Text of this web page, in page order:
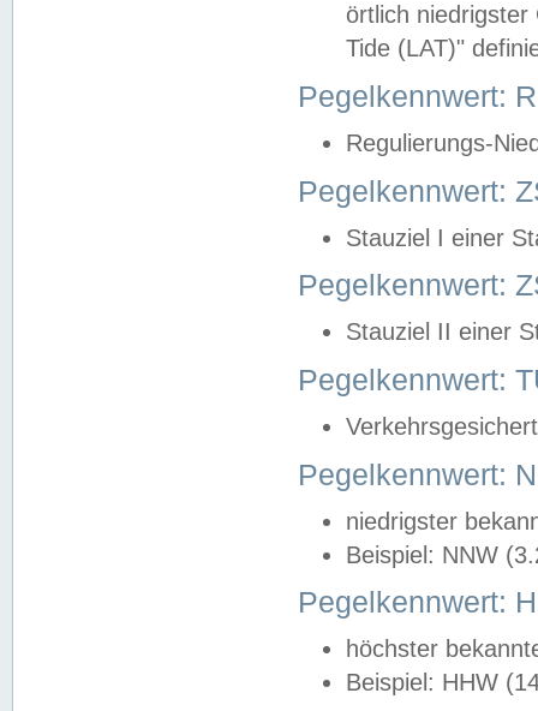
örtlich
Tide (LAT)"
Pegelkennwert:
Regulierungs-
Pegelkennwert:
Stauziel I einer
Pegelkennwert:
Stauziel II einer
Pegelkennwert:
Pegelkennwert:
niedrigster
Beispiel: NNW
Pegelkennwert:
höchster
Beispiel: HHW